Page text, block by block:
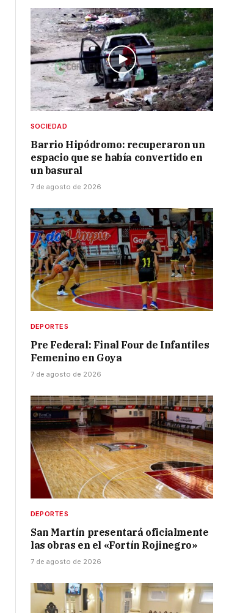
SOCIEDAD
Barrio Hipódromo: recuperaron un
espacio que se había convertido en
un basural
7 de agosto de 2026
DEPORTES
Pre Federal: Final Four de Infantiles
Femenino en Goya
7 de agosto de 2026
DEPORTES
San Martín presentará oficialmente
las obras en el «Fortín Rojinegro»
7 de agosto de 2026